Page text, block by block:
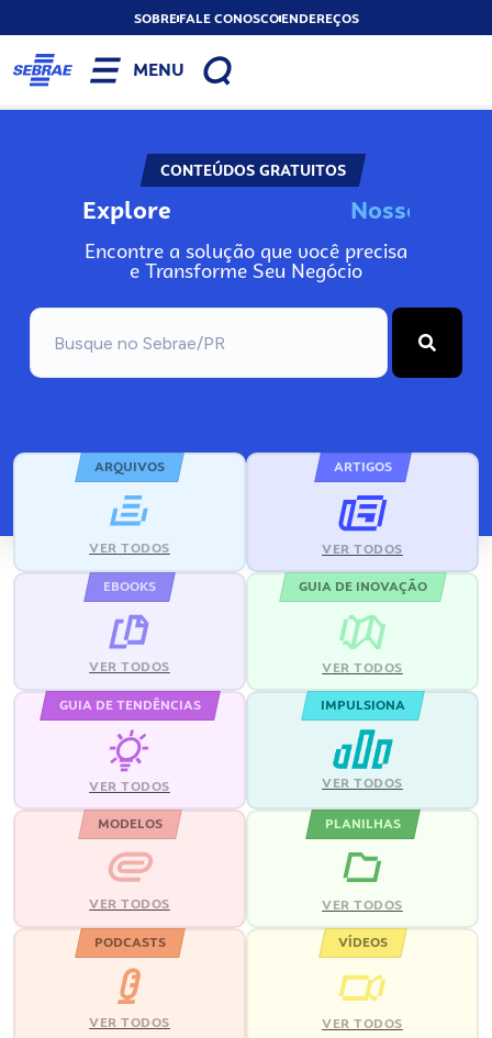
SOBREFALE CONOSCOENDEREÇOS
MENU
CONTEÚDOS GRATUITOS
Explore Nosso
Encontre a solução que você precisa
e Transforme Seu Negócio
ARQUIVOS
VER TODOS
ARTIGOS
VER TODOS
EBOOKS
VER TODOS
GUIA DE INOVAÇÃO
VER TODOS
GUIA DE TENDÊNCIAS
VER TODOS
IMPULSIONA
VER TODOS
MODELOS
VER TODOS
PLANILHAS
VER TODOS
PODCASTS
VER TODOS
VÍDEOS
VER TODOS